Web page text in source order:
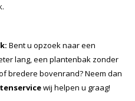
Bent u opzoek naar een
lang, een plantenbak zonder
bredere bovenrand? Neem dan
wij helpen u graag!